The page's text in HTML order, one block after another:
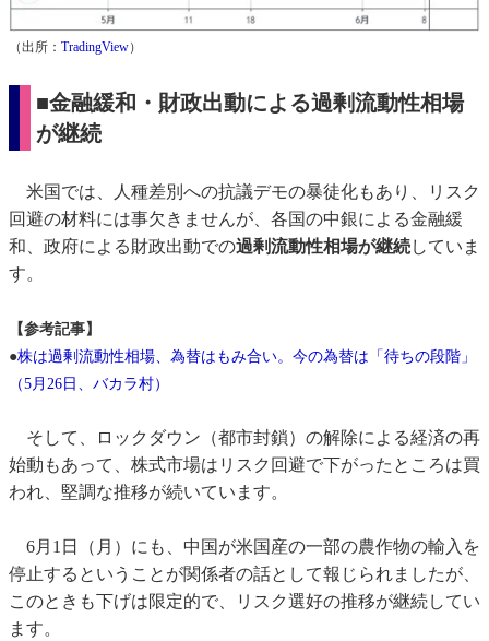
（出所： TradingView）
■金融緩和・財政出動による過剰流動性相場
が継続
米国では、人種差別への抗議デモの暴徒化もあり、リスク
回避の材料には事欠きませんが、各国の中銀による金融緩
和、政府による財政出動での過剰流動性相場が継続していま
す。
【参考記事】
●株は過剰流動性相場、為替はもみ合い。今の為替は「待ちの段階」
（5月26日、バカラ村）
そして、ロックダウン（都市封鎖）の解除による経済の再
始動もあって、株式市場はリスク回避で下がったところは買
われ、堅調な推移が続いています。
6月1日（月）にも、中国が米国産の一部の農作物の輸入を
停止するということが関係者の話として報じられましたが、
このときも下げは限定的で、リスク選好の推移が継続してい
ます。